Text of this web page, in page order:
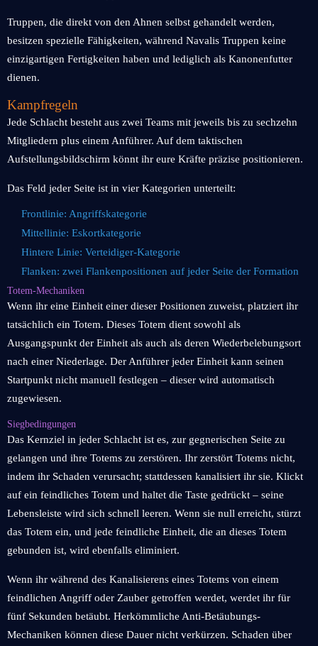
Truppen, die direkt von den Ahnen selbst gehandelt werden,
besitzen spezielle Fähigkeiten, während Navalis Truppen keine
einzigartigen Fertigkeiten haben und lediglich als Kanonenfutter
dienen.
Kampfregeln
Jede Schlacht besteht aus zwei Teams mit jeweils bis zu sechzehn
Mitgliedern plus einem Anführer. Auf dem taktischen
Aufstellungsbildschirm könnt ihr eure Kräfte präzise positionieren.
Das Feld jeder Seite ist in vier Kategorien unterteilt:
Frontlinie: Angriffskategorie
Mittellinie: Eskortkategorie
Hintere Linie: Verteidiger-Kategorie
Flanken: zwei Flankenpositionen auf jeder Seite der Formation
Totem-Mechaniken
Wenn ihr eine Einheit einer dieser Positionen zuweist, platziert ihr
tatsächlich ein Totem. Dieses Totem dient sowohl als
Ausgangspunkt der Einheit als auch als deren Wiederbelebungsort
nach einer Niederlage. Der Anführer jeder Einheit kann seinen
Startpunkt nicht manuell festlegen – dieser wird automatisch
zugewiesen.
Siegbedingungen
Das Kernziel in jeder Schlacht ist es, zur gegnerischen Seite zu
gelangen und ihre Totems zu zerstören. Ihr zerstört Totems nicht,
indem ihr Schaden verursacht; stattdessen kanalisiert ihr sie. Klickt
auf ein feindliches Totem und haltet die Taste gedrückt – seine
Lebensleiste wird sich schnell leeren. Wenn sie null erreicht, stürzt
das Totem ein, und jede feindliche Einheit, die an dieses Totem
gebunden ist, wird ebenfalls eliminiert.
Wenn ihr während des Kanalisierens eines Totems von einem
feindlichen Angriff oder Zauber getroffen werdet, werdet ihr für
fünf Sekunden betäubt. Herkömmliche Anti-Betäubungs-
Mechaniken können diese Dauer nicht verkürzen. Schaden über